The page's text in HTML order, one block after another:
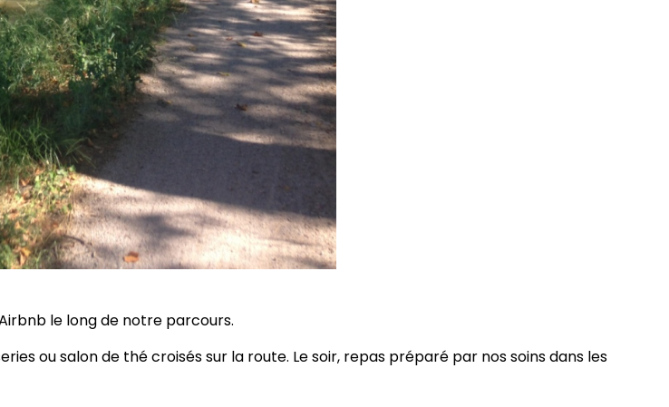
le long de notre parcours.
ou salon de thé croisés sur la route. Le soir, repas préparé par nos soins dans les